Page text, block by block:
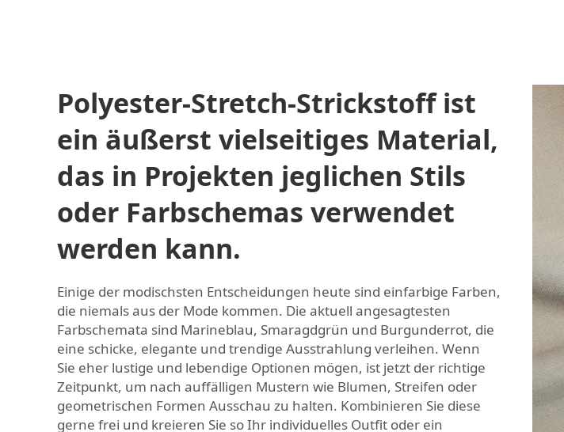
Polyester-Stretch-Strickstoff ist
ein äußerst vielseitiges Material,
das in Projekten jeglichen Stils
oder Farbschemas verwendet
werden kann.
Einige der modischsten Entscheidungen heute sind einfarbige Farben,
die niemals aus der Mode kommen. Die aktuell angesagtesten
Farbschemata sind Marineblau, Smaragdgrün und Burgunderrot, die
eine schicke, elegante und trendige Ausstrahlung verleihen. Wenn
Sie eher lustige und lebendige Optionen mögen, ist jetzt der richtige
Zeitpunkt, um nach auffälligen Mustern wie Blumen, Streifen oder
geometrischen Formen Ausschau zu halten. Kombinieren Sie diese
gerne frei und kreieren Sie so Ihr individuelles Outfit oder ein